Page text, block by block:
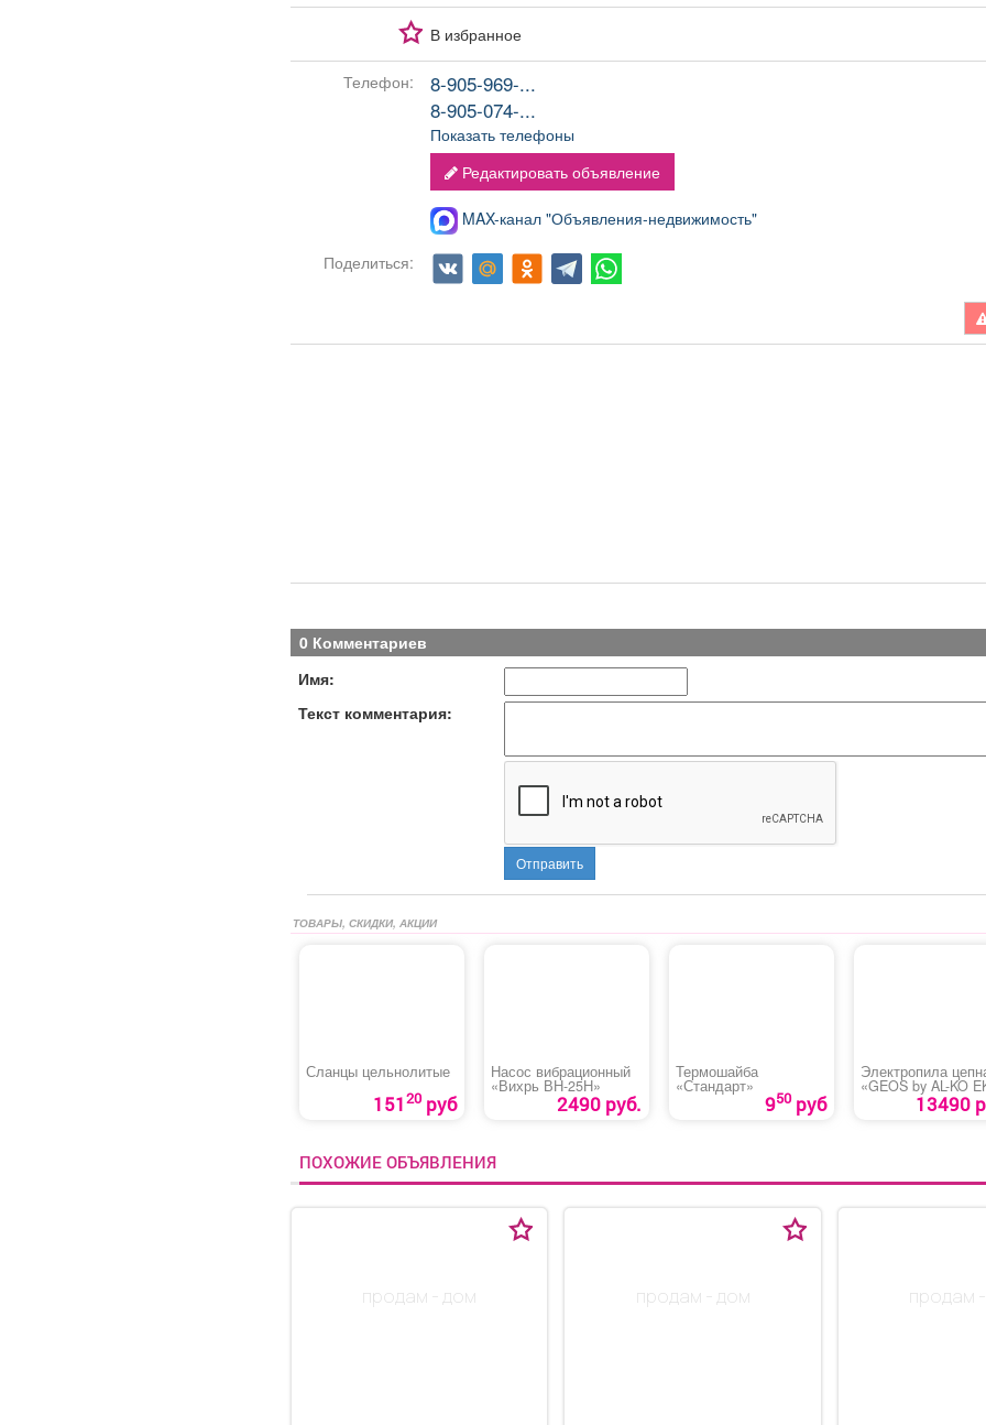
В избранное
Телефон:
8-905-969-...
8-905-074-...
Показать телефоны
Редактировать объявление
MAX-канал "Объявления-недвижимость"
Поделиться:
0 Комментариев
Имя:
Текст комментария:
Отправить
ТОВАРЫ, СКИДКИ, АКЦИИ
Сланцы цельнолитые
15120руб
Насос вибрационный
«Вихрь ВН-25Н»
2490 руб.
Термошайба
«Стандарт»
950руб
Электропила
«GEOS by AL-KO
13490
ПОХОЖИЕ ОБЪЯВЛЕНИЯ
продам - дом продам - дом продам